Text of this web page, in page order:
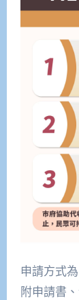
申請方式
附申請書